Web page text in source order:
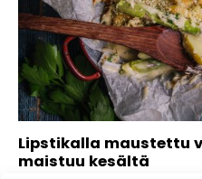
Lipstikalla maustettu
maistuu kesältä